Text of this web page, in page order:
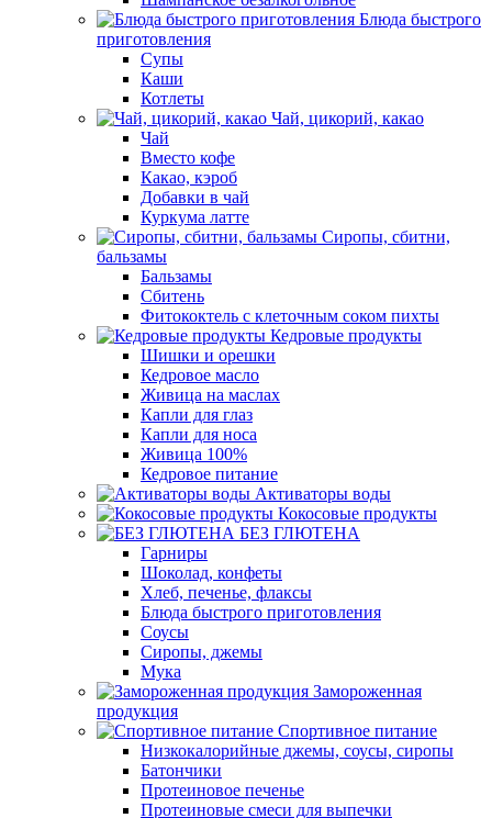
Блюда быстрого
приготовления
Супы
Каши
Котлеты
Чай, цикорий, какао
Чай
Вместо кофе
Какао, кэроб
Добавки в чай
Куркума латте
Сиропы, сбитни,
бальзамы
Бальзамы
Сбитень
Фитококтель с клеточным соком пихты
Кедровые продукты
Шишки и орешки
Кедровое масло
Живица на маслах
Капли для глаз
Капли для носа
Живица 100%
Кедровое питание
Активаторы воды
Кокосовые продукты
БЕЗ ГЛЮТЕНА
Гарниры
Шоколад, конфеты
Хлеб, печенье, флаксы
Блюда быстрого приготовления
Соусы
Сиропы, джемы
Мука
Замороженная
продукция
Спортивное питание
Низкокалорийные джемы, соусы, сиропы
Батончики
Протеиновое печенье
Протеиновые смеси для выпечки